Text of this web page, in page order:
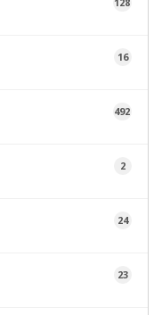
16
492
2
24
23